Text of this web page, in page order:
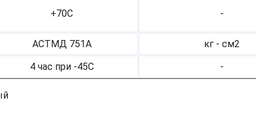
+70С -
АСТМД 751А кг - см2
4 час при -45С -